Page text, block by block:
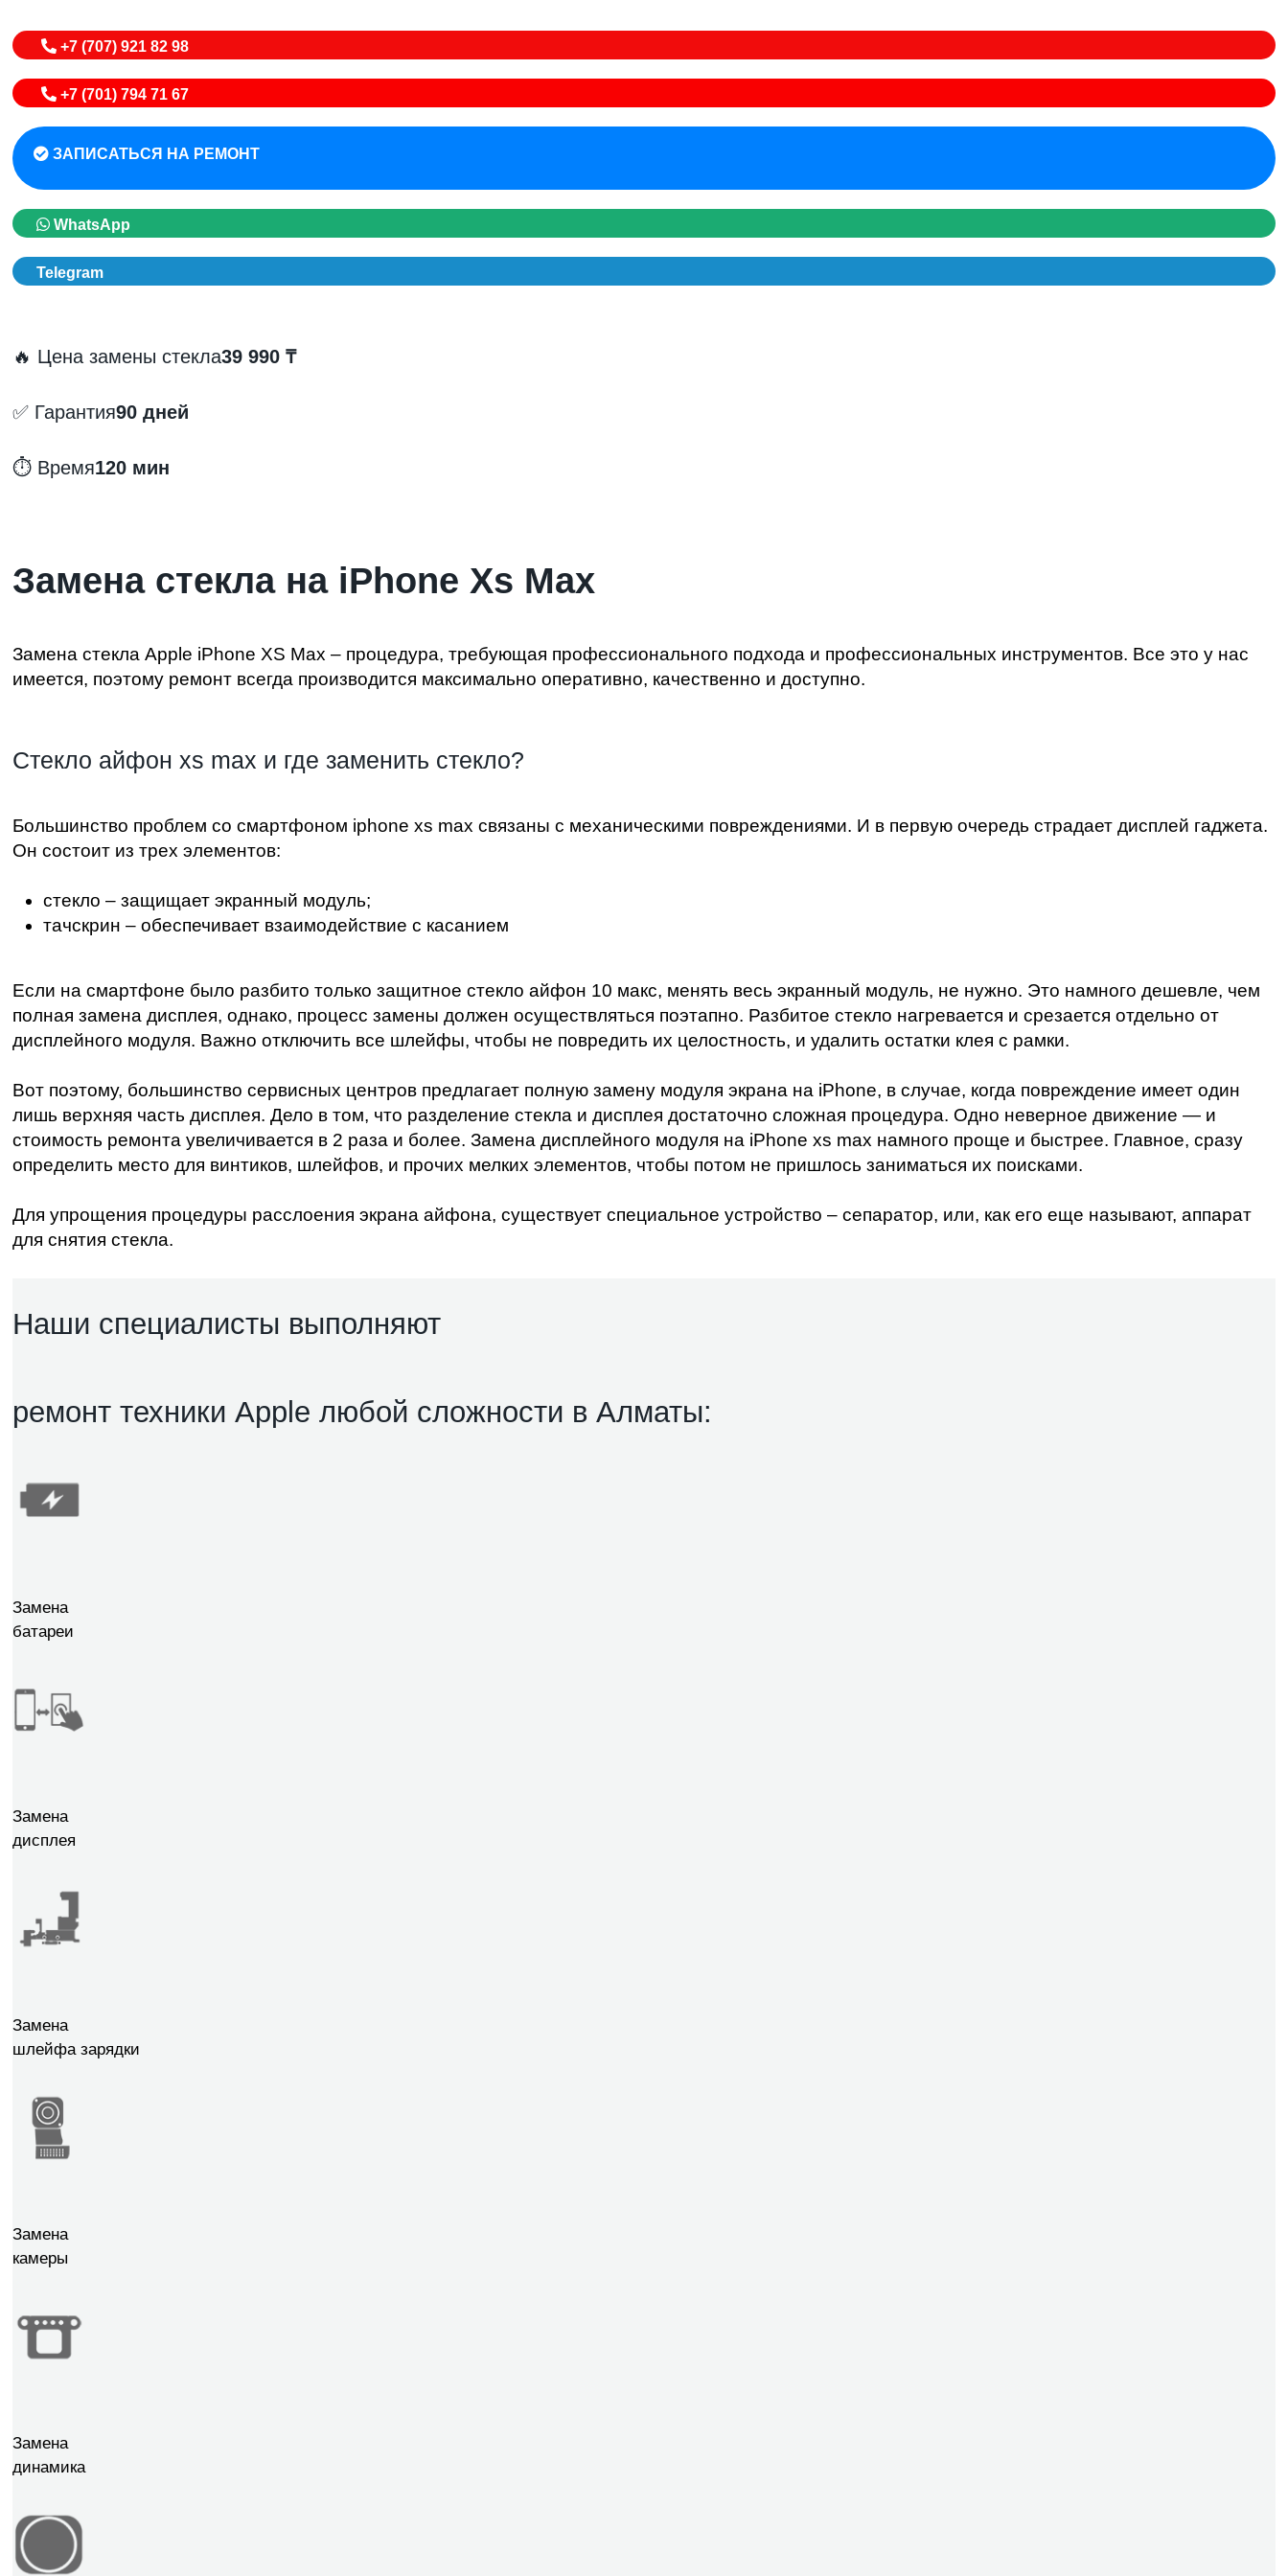
+7 (707) 921 82 98
+7 (701) 794 71 67
ЗАПИСАТЬСЯ НА РЕМОНТ
WhatsApp
Telegram
🔥 Цена замены стекла39 990 ₸
✅ Гарантия90 дней
⏱️ Время120 мин
Замена стекла на iPhone Xs Max
Замена стекла Apple iPhone XS Max – процедура, требующая профессионального подхода и профессиональных инструментов. Все это у нас
имеется, поэтому ремонт всегда производится максимально оперативно, качественно и доступно.
Стекло айфон xs max и где заменить стекло?
Большинство проблем со смартфоном iphone xs max связаны с механическими повреждениями. И в первую очередь страдает дисплей гаджета.
Он состоит из трех элементов:
стекло – защищает экранный модуль;
тачскрин – обеспечивает взаимодействие с касанием
Если на смартфоне было разбито только защитное стекло айфон 10 макс, менять весь экранный модуль, не нужно. Это намного дешевле, чем
полная замена дисплея, однако, процесс замены должен осуществляться поэтапно. Разбитое стекло нагревается и срезается отдельно от
дисплейного модуля. Важно отключить все шлейфы, чтобы не повредить их целостность, и удалить остатки клея с рамки.
Вот поэтому, большинство сервисных центров предлагает полную замену модуля экрана на iPhone, в случае, когда повреждение имеет один
лишь верхняя часть дисплея. Дело в том, что разделение стекла и дисплея достаточно сложная процедура. Одно неверное движение — и
стоимость ремонта увеличивается в 2 раза и более. Замена дисплейного модуля на iPhone xs max намного проще и быстрее. Главное, сразу
определить место для винтиков, шлейфов, и прочих мелких элементов, чтобы потом не пришлось заниматься их поисками.
Для упрощения процедуры расслоения экрана айфона, существует специальное устройство – сепаратор, или, как его еще называют, аппарат
для снятия стекла.
Наши специалисты выполняют
ремонт техники Apple любой сложности в Алматы:
Замена
батареи
Замена
дисплея
Замена
шлейфа зарядки
Замена
камеры
Замена
динамика